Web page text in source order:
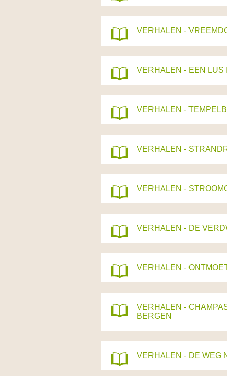
VERHALEN -
VERHALEN - EEN LUS
VERHALEN -
VERHALEN -
VERHALEN -
VERHALEN - DE
VERHALEN -
VERHALEN -
BERGEN
VERHALEN - DE WEG